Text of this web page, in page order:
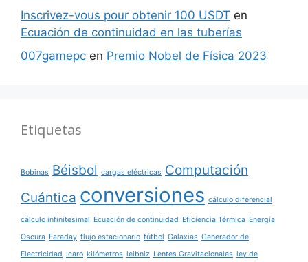
Inscrivez-vous pour obtenir 100 USDT en
Ecuación de continuidad en las tuberías
007gamepc en Premio Nobel de Física 2023
Etiquetas
Bobinas Béisbol cargas eléctricas Computación
Cuántica conversiones cálculo diferencial
cálculo infinitesimal Ecuación de continuidad Eficiencia Térmica Energía
Oscura Faraday flujo estacionario fútbol Galaxias Generador de
Electricidad Icaro kilómetros leibniz Lentes Gravitacionales ley de